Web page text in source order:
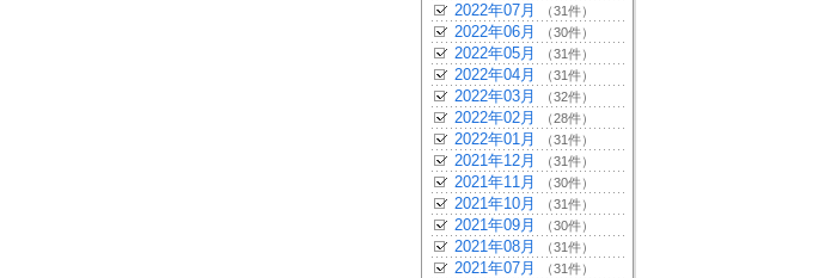
2022年07月 （31件）
2022年06月 （30件）
2022年05月 （31件）
2022年04月 （31件）
2022年03月 （32件）
2022年02月 （28件）
2022年01月 （31件）
2021年12月 （31件）
2021年11月 （30件）
2021年10月 （31件）
2021年09月 （30件）
2021年08月 （31件）
2021年07月 （31件）